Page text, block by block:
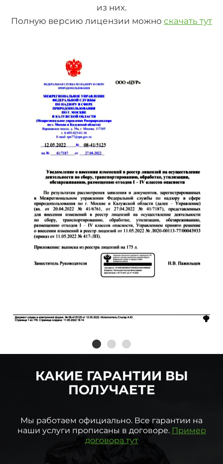
из них.
Полную версию лицензии можно скачать тут
КАКИЕ ГАРАНТИИ ВЫ
ПОЛУЧАЕТЕ
Мы работаем официально. Все гарантии на
наши услуги прописаны в договоре. Пример
договора тут